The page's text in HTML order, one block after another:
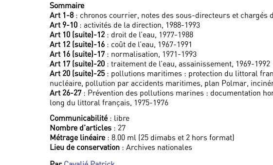
Sommaire
Art 1-8: chronos courrier, notes des sous-directeurs et chargés
Art 9-10 : activités de la direction, 1988-1993
Art 10 (suite)-12 : droit de l’eau, 1977-1988
Art 12 (suite)-16 : coût de l’eau, 1967-1991
Art 16 (suite)-17: normalisation, 1971-1993
Art 17 (suite)-20 : traitement de l’eau, assainissement, 1969-1992
Art 20 (suite)-25 : pollutions maritimes : protection du littoral
nucléaire, pollution par accidents maritimes, plan Polmar,
Art 26-27: Prévention des pollutions marines : documentation
long du littoral français, 1975-1976
Communicabilité: libre
Nombre d’articles : 27
Métrage linéaire: 8.00 ml (25 dimabs et 2 hors format)
Lieu de conservation : Archives nationales